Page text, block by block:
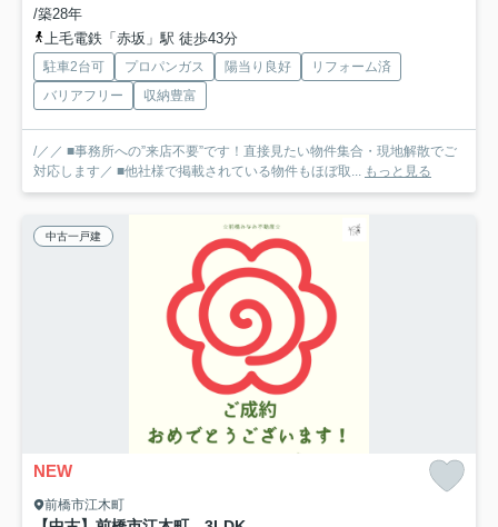
/築28年
上毛電鉄「赤坂」駅 徒歩43分
駐車2台可 プロパンガス 陽当り良好
リフォーム済
バリアフリー
収納豊富
/／／ ■事務所への”来店不要”です！直接見たい物件集合・現地解散でご
対応します／ ■他社様で掲載されている物件もほぼ取...
もっと見る
中古一戸建
NEW
前橋市江木町